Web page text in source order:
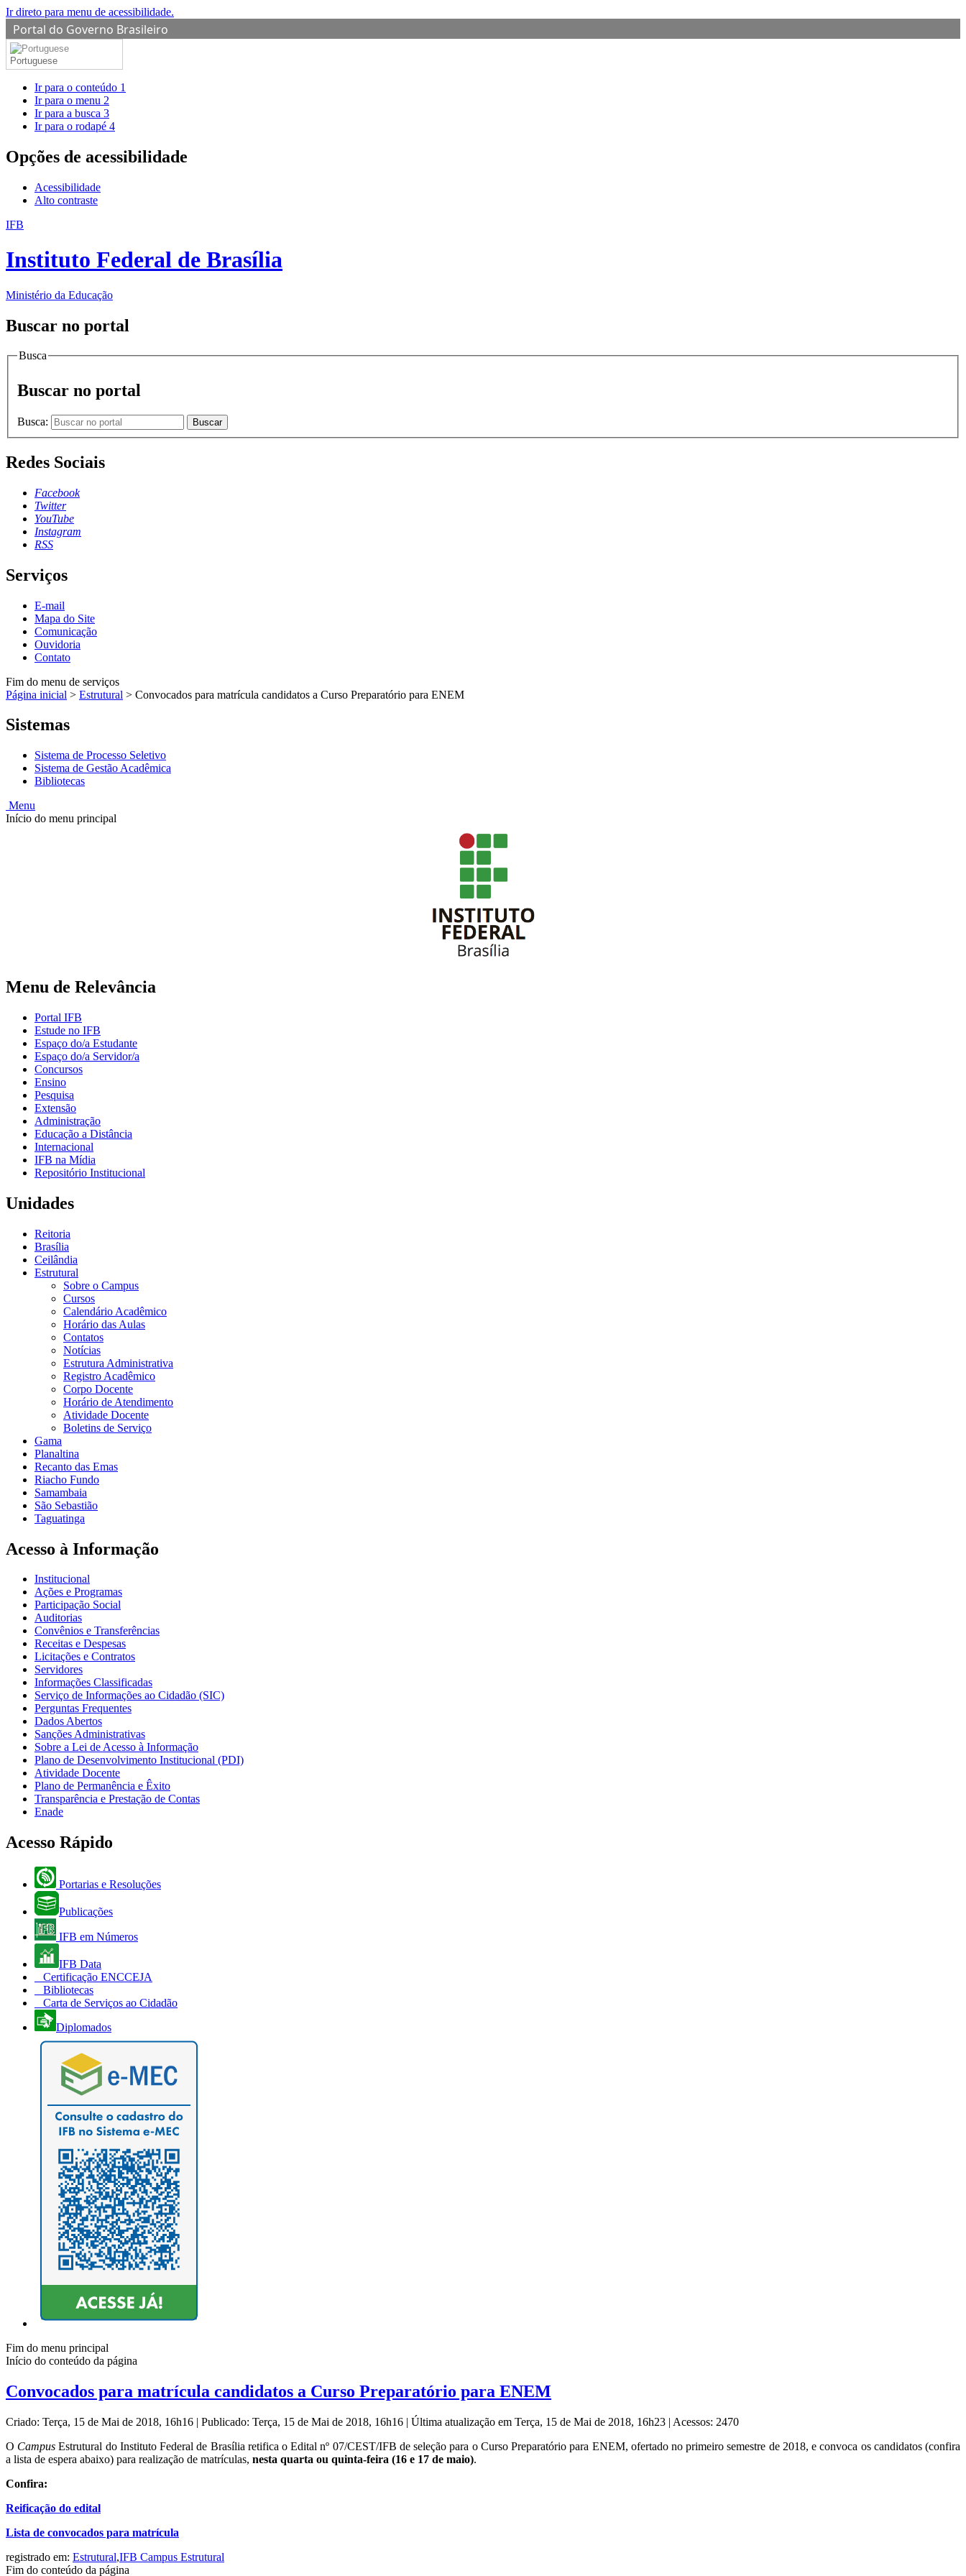
Ir direto para menu de acessibilidade.
Portal do Governo Brasileiro
Portuguese
Ir para o conteúdo 1
Ir para o menu 2
Ir para a busca 3
Ir para o rodapé 4
Opções de acessibilidade
Acessibilidade
Alto contraste
IFB
Instituto Federal de Brasília
Ministério da Educação
Buscar no portal
Busca
Buscar no portal
Busca: Buscar
Redes Sociais
Facebook
Twitter
YouTube
Instagram
RSS
Serviços
E-mail
Mapa do Site
Comunicação
Ouvidoria
Contato
Fim do menu de serviços
Página inicial > Estrutural > Convocados para matrícula candidatos a Curso Preparatório para ENEM
Sistemas
Sistema de Processo Seletivo
Sistema de Gestão Acadêmica
Bibliotecas
Menu
Início do menu principal
Menu de Relevância
Portal IFB
Estude no IFB
Espaço do/a Estudante
Espaço do/a Servidor/a
Concursos
Ensino
Pesquisa
Extensão
Administração
Educação a Distância
Internacional
IFB na Mídia
Repositório Institucional
Unidades
Reitoria
Brasília
Ceilândia
Estrutural
Sobre o Campus
Cursos
Calendário Acadêmico
Horário das Aulas
Contatos
Notícias
Estrutura Administrativa
Registro Acadêmico
Corpo Docente
Horário de Atendimento
Atividade Docente
Boletins de Serviço
Gama
Planaltina
Recanto das Emas
Riacho Fundo
Samambaia
São Sebastião
Taguatinga
Acesso à Informação
Institucional
Ações e Programas
Participação Social
Auditorias
Convênios e Transferências
Receitas e Despesas
Licitações e Contratos
Servidores
Informações Classificadas
Serviço de Informações ao Cidadão (SIC)
Perguntas Frequentes
Dados Abertos
Sanções Administrativas
Sobre a Lei de Acesso à Informação
Plano de Desenvolvimento Institucional (PDI)
Atividade Docente
Plano de Permanência e Êxito
Transparência e Prestação de Contas
Enade
Acesso Rápido
Portarias e Resoluções
Publicações
IFB em Números
IFB Data
Certificação ENCCEJA
Bibliotecas
Carta de Serviços ao Cidadão
Diplomados
Fim do menu principal
Início do conteúdo da página
Convocados para matrícula candidatos a Curso Preparatório para ENEM
Criado: Terça, 15 de Mai de 2018, 16h16 | Publicado: Terça, 15 de Mai de 2018, 16h16 | Última atualização em Terça, 15 de Mai de 2018, 16h23 | Acessos: 2470
O Campus Estrutural do Instituto Federal de Brasília retifica o Edital nº 07/CEST/IFB de seleção para o Curso Preparatório para ENEM, ofertado no primeiro semestre de 2018, e convoca os candidatos (confira
a lista de espera abaixo) para realização de matrículas, nesta quarta ou quinta-feira (16 e 17 de maio).
Confira:
Reificação do edital
Lista de convocados para matrícula
registrado em: Estrutural,IFB Campus Estrutural
Fim do conteúdo da página